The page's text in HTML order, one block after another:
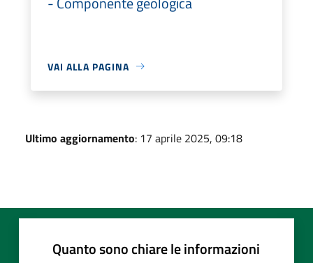
VAI ALLA PAGINA
Ultimo aggiornamento: 17 aprile 2025, 09:18
Quanto sono chiare le informazioni